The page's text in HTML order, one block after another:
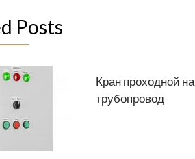
Posts
Кран проходной на
трубопровод